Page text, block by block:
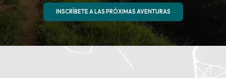
VER MÁS
INSCRÍBETE A LAS PRÓXIMAS AVENTURAS